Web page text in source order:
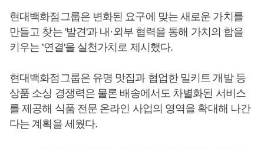
현대백화점그룹은 변화된 요구에 맞는 새로운 가치를
만들고 찾는 '발견'과 내·외부 협력을 통해 가치의 합을
키우는 '연결'을 실천가치로 제시했다.
현대백화점그룹은 유명 맛집과 협업한 밀키트 개발 등
상품 소싱 경쟁력은 물론 배송에서도 차별화된 서비스
를 제공해 식품 전문 온라인 사업의 영역을 확대해 나간
다는 계획을 세웠다.